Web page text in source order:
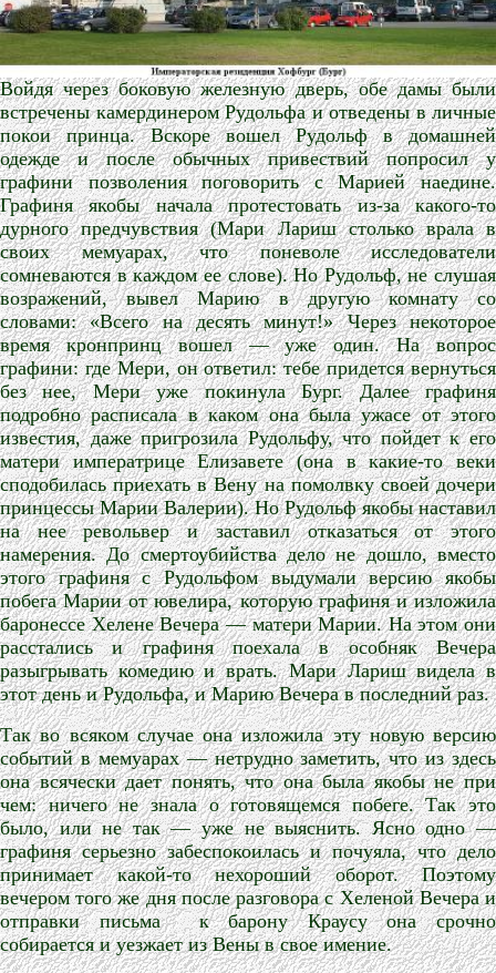
Войдя через боковую железную дверь, обе дамы были
встречены камердинером Рудольфа и отведены в личные
покои принца. Вскоре вошел Рудольф в домашней
одежде и после обычных привествий попросил у
графини позволения поговорить с Марией наедине.
Графиня якобы начала протестовать из-за какого-то
дурного предчувствия (Мари Лариш столько врала в
своих мемуарах, что поневоле исследователи
сомневаются в каждом ее слове). Но Рудольф, не слушая
возражений, вывел Марию в другую комнату со
словами: «Всего на десять минут!» Через некоторое
время кронпринц вошел — уже один. На вопрос
графини: где Мери, он ответил: тебе придется вернуться
без нее, Мери уже покинула Бург. Далее графиня
подробно расписала в каком она была ужасе от этого
известия, даже пригрозила Рудольфу, что пойдет к его
матери императрице Елизавете (она в какие-то веки
сподобилась приехать в Вену на помолвку своей дочери
принцессы Марии Валерии). Но Рудольф якобы наставил
на нее револьвер и заставил отказаться от этого
намерения. До смертоубийства дело не дошло, вместо
этого графиня с Рудольфом выдумали версию якобы
побега Марии от ювелира, которую графиня и изложила
баронессе Хелене Вечера — матери Марии. На этом они
расстались и графиня поехала в особняк Вечера
разыгрывать комедию и врать. Мари Лариш видела в
этот день и Рудольфа, и Марию Вечера в последний раз.
Так во всяком случае она изложила эту новую версию
событий в мемуарах — нетрудно заметить, что из здесь
она всячески дает понять, что она была якобы не при
чем: ничего не знала о готовящемся побеге. Так это
было, или не так — уже не выяснить. Ясно одно —
графиня серьезно забеспокоилась и почуяла, что дело
принимает какой-то нехороший оборот. Поэтому
вечером того же дня после разговора с Хеленой Вечера и
отправки письма
к барону Краусу она срочно
собирается и уезжает из Вены в свое имение.